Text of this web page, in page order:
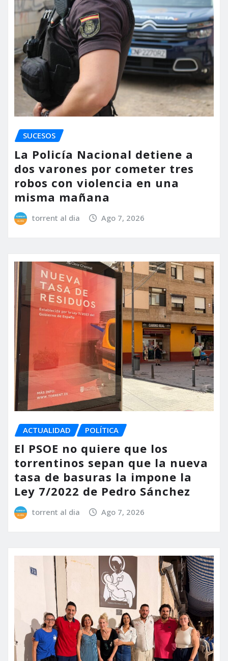
SUCESOS
La Policía Nacional detiene a
dos varones por cometer tres
robos con violencia en una
misma mañana
torrent al dia Ago 7, 2026
ACTUALIDAD POLÍTICA
El PSOE no quiere que los
torrentinos sepan que la nueva
tasa de basuras la impone la
Ley 7/2022 de Pedro Sánchez
torrent al dia Ago 7, 2026